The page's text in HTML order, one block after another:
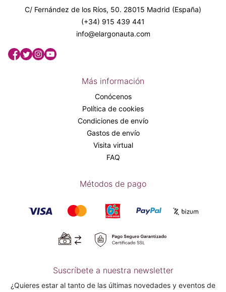
C/ Fernández de los Ríos, 50. 28015 Madrid (España)
(+34) 915 439 441
info@elargonauta.com
Más información
Conócenos
Política de cookies
Condiciones de envío
Gastos de envío
Visita virtual
FAQ
Métodos de pago
Suscríbete a nuestra newsletter
¿Quieres estar al tanto de las últimas novedades y eventos de